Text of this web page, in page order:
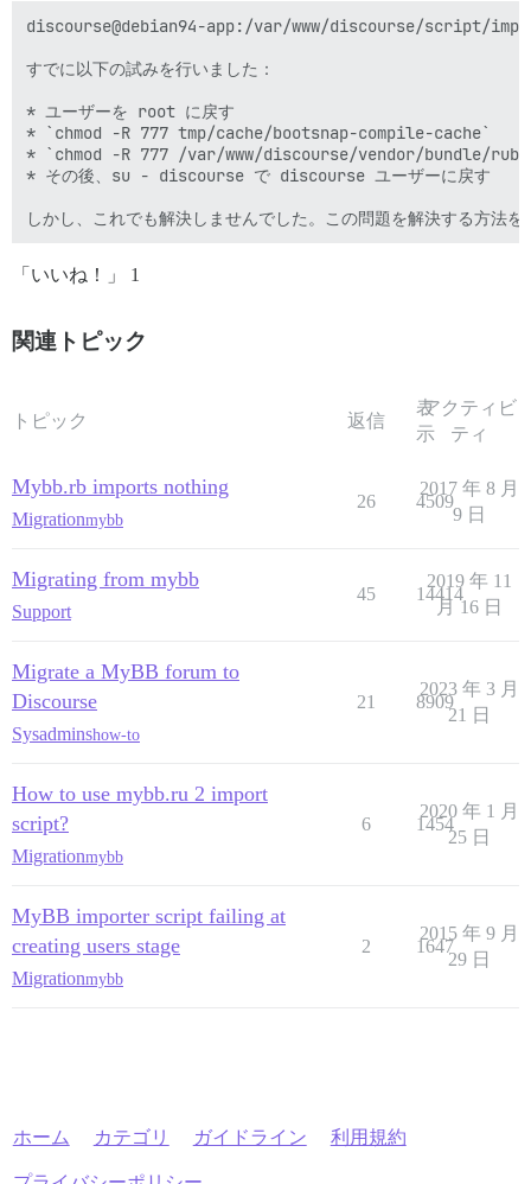
discourse@debian94-app:/var/www/
すでに以下の試みを行いました：
* ユーザーを root に戻す
* `chmod -R 777 tmp/cache/bootsnap-compile-cache`
* `chmod -R 777 /var/www/discourse/vendor/bundle/
* その後、su - discourse で discourse ユーザーに戻す
しかし、これでも解決しませんでした。この問題を解決する方法
「いいね！」 1
関連トピック
トピック 返信
表
示
アクティビ
ティ
Mybb.rb imports nothing
Migrationmybb
26 4509
2017 年 8 月
9 日
Migrating from mybb
Support
45 14414
2019 年 11
月 16 日
Migrate a MyBB forum to
Discourse
Sysadminshow-to
21 8909
2023 年 3 月
21 日
How to use mybb.ru 2 import
script?
Migrationmybb
6 1454
2020 年 1 月
25 日
MyBB importer script failing at
creating users stage
Migrationmybb
2 1647
2015 年 9 月
29 日
ホーム カテゴリ ガイドライン 利用規約